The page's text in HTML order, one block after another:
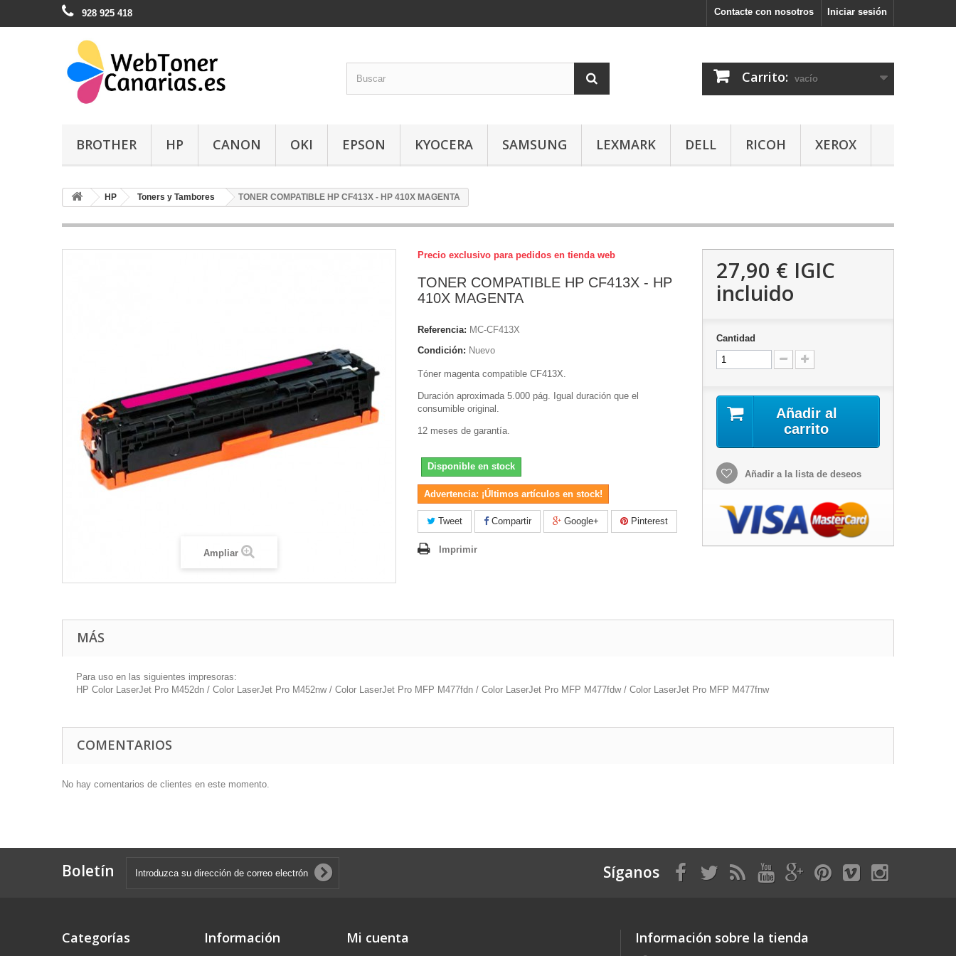
Iniciar sesión
Contacte con nosotros
928 925 418
Carrito: vacío
BROTHER HP CANON OKI EPSON KYOCERA SAMSUNG LEXMARK DELL RICOH XEROX
HP Toners y Tambores TONER COMPATIBLE HP CF413X - HP 410X MAGENTA
Ampliar
Precio exclusivo para pedidos en tienda web
TONER COMPATIBLE HP CF413X - HP
410X MAGENTA
Referencia: MC-CF413X
Condición: Nuevo
Tóner magenta compatible CF413X.
Duración aproximada 5.000 pág. Igual duración que el
consumible original.
12 meses de garantía.
Disponible en stock
Advertencia: ¡Últimos artículos en stock!
Tweet Compartir Google+ Pinterest
Imprimir
27,90 € IGIC
incluido
Cantidad
Añadir al
carrito
Añadir a la lista de deseos
MÁS
Para uso en las siguientes impresoras:
HP Color LaserJet Pro M452dn / Color LaserJet Pro M452nw / Color LaserJet Pro MFP M477fdn / Color LaserJet Pro MFP M477fdw / Color LaserJet Pro MFP M477fnw
COMENTARIOS
No hay comentarios de clientes en este momento.
Boletín Síganos
Categorías Información Mi cuenta Información sobre la tienda